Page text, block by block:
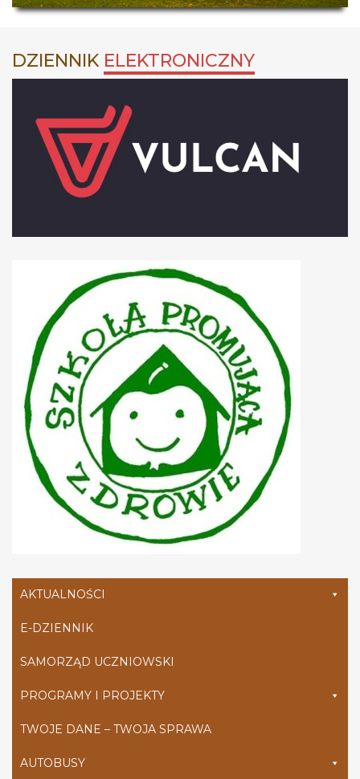
DZIENNIK ELEKTRONICZNY
AKTUALNOŚCI
E-DZIENNIK
SAMORZĄD UCZNIOWSKI
PROGRAMY I PROJEKTY
TWOJE DANE – TWOJA SPRAWA
AUTOBUSY